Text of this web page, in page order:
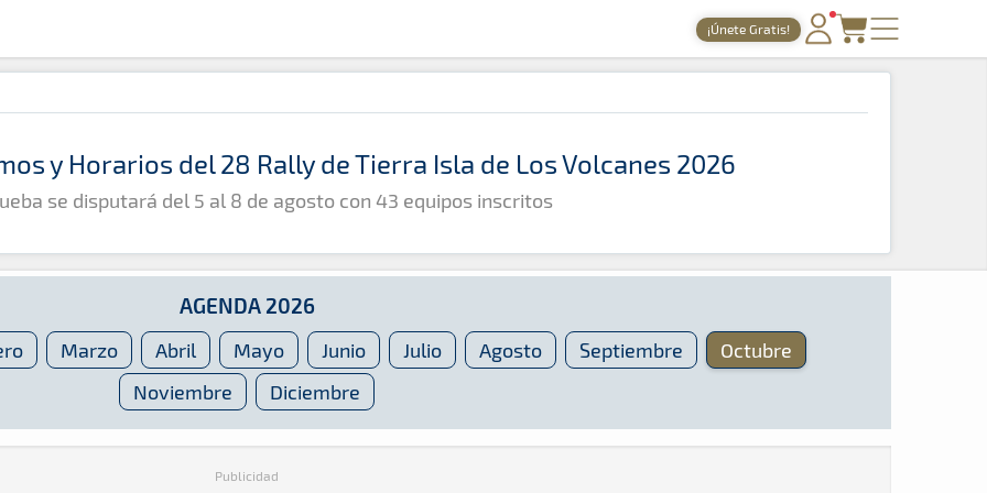
¡Únete Gratis!
PORTADA
TIEMPOS ONLINE
GALERÍAS
ARCHIVO
y Horarios del 28 Rally de Tierra Isla de Los Volcanes 2026
se disputará del 5 al 8 de agosto con 43 equipos inscritos
AGENDA 2026
Marzo Abril Mayo Junio Julio Agosto Septiembre
Octubre
Noviembre
Diciembre
Publicidad